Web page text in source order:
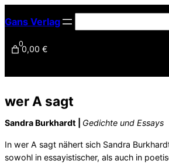
Inhalt
springen
Gans Verlag
0
0,00 €
wer A sagt
Sandra Burkhardt | Gedichte und Essays
In wer A sagt nähert sich Sandra
sowohl in essayistischer, als auch in